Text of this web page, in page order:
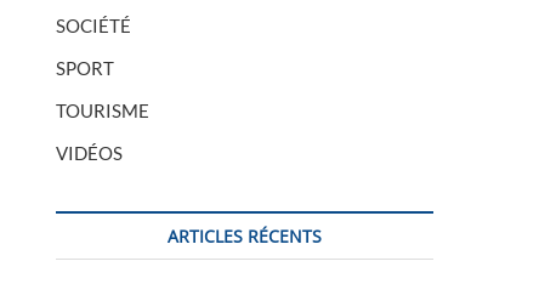
SOCIÉTÉ
SPORT
TOURISME
VIDÉOS
ARTICLES RÉCENTS